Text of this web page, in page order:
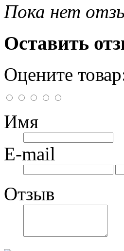
Пока нет
Оставить
Оцените
Имя
E-mail
Отзыв